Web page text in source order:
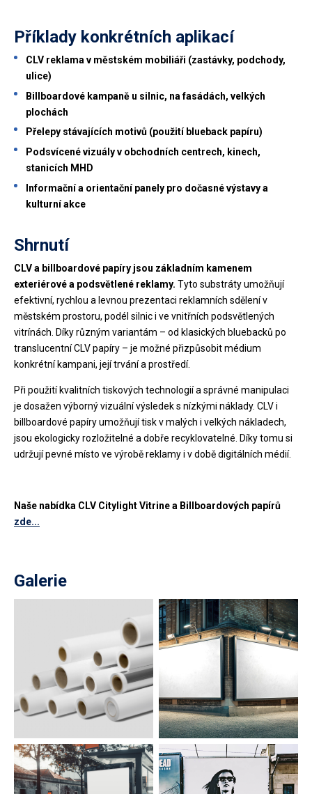
Příklady konkrétních aplikací
CLV reklama v městském mobiliáři (zastávky, podchody,
ulice)
Billboardové kampaně u silnic, na fasádách, velkých
plochách
Přelepy stávajících motivů (použití blueback papíru)
Podsvícené vizuály v obchodních centrech, kinech,
stanicích MHD
Informační a orientační panely pro dočasné výstavy a
kulturní akce
Shrnutí
CLV a billboardové papíry jsou základním kamenem
exteriérové a podsvětlené reklamy. Tyto substráty umožňují
efektivní, rychlou a levnou prezentaci reklamních sdělení v
městském prostoru, podél silnic i ve vnitřních podsvětlených
vitrínách. Díky různým variantám – od klasických bluebacků po
translucentní CLV papíry – je možné přizpůsobit médium
konkrétní kampani, její trvání a prostředí.
Při použití kvalitních tiskových technologií a správné manipulaci
je dosažen výborný vizuální výsledek s nízkými náklady. CLV i
billboardové papíry umožňují tisk v malých i velkých nákladech,
jsou ekologicky rozložitelné a dobře recyklovatelné. Díky tomu si
udržují pevné místo ve výrobě reklamy i v době digitálních médií.
Naše nabídka CLV Citylight Vitrine a Billboardových papírů
zde...
Galerie